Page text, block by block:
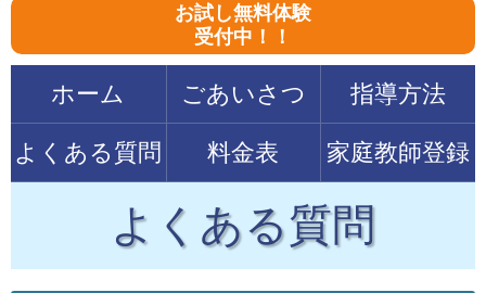
お試し無料体験
受付中！！
ホーム ごあいさつ 指導方法
よくある質問 料金表 家庭教師登録
よくある質問